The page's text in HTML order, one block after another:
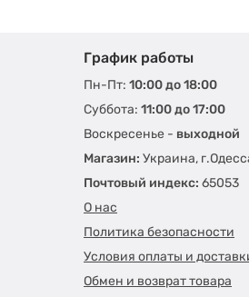
График работы
Пн-Пт: 10:00 до 18:00
Суббота: 11:00 до 17:00
Воскресенье - выходной
Магазин: Украина,
Почтовый индекс: 65053
О нас
Политика безопасности
Условия оплаты и
Обмен и возврат товара